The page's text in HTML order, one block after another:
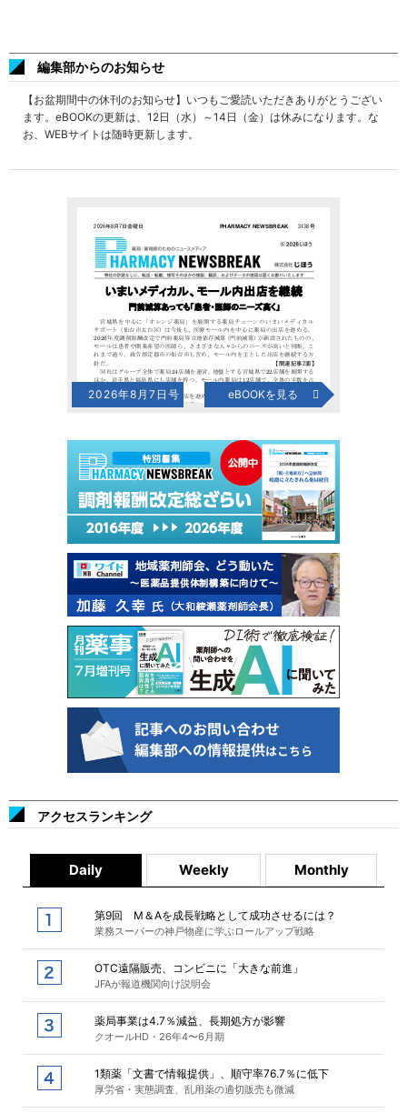
編集部からのお知らせ
【お盆期間中の休刊のお知らせ】いつもご愛読いただきありがとうござい
ます。eBOOKの更新は、12日（水）～14日（金）は休みになります。な
お、WEBサイトは随時更新します。
2026年8月7日号 eBOOKを見る
アクセスランキング
Daily Weekly Monthly
第9回 M＆Aを成長戦略として成功させるには？
業務スーパーの神戸物産に学ぶロールアップ戦略
OTC遠隔販売、コンビニに「大きな前進」
JFAが報道機関向け説明会
薬局事業は4.7％減益、長期処方が影響
クオールHD・26年4〜6月期
1類薬「文書で情報提供」、順守率76.7％に低下
厚労省・実態調査、乱用薬の適切販売も微減